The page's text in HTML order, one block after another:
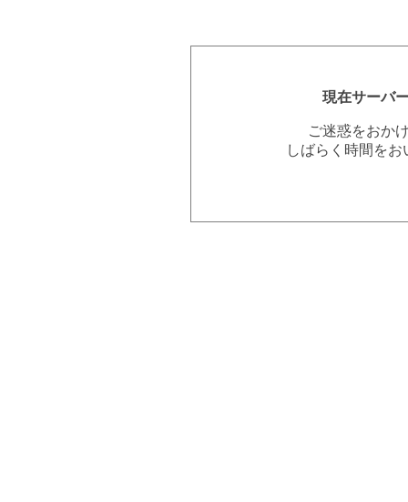
現在サーバ
ご迷惑をおか
しばらく時間を